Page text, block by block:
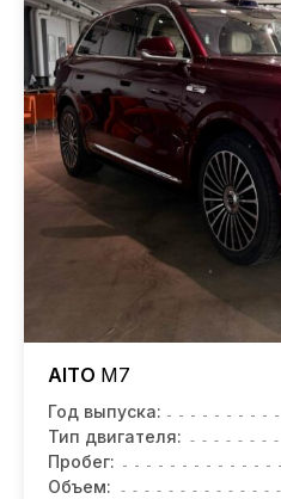
AITO M7
Год выпуска:
Тип двигателя:
Пробег:
Объем: